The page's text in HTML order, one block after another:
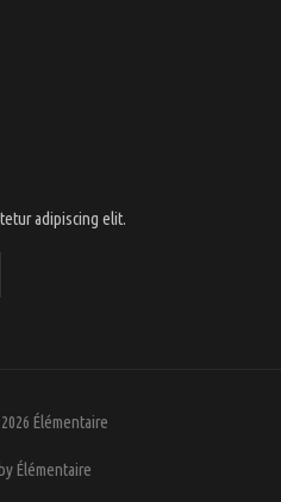
adipiscing elit.
Élémentaire
Élémentaire